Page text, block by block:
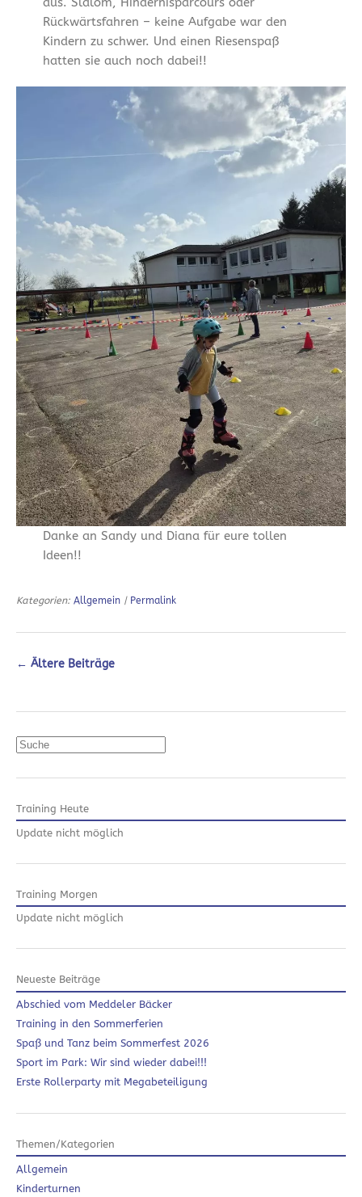
Rückwärtsfahren – keine Aufgabe war den
Kindern zu schwer. Und einen Riesenspaß
hatten sie auch noch dabei!!
Danke an Sandy und Diana für eure tollen
Ideen!!
Kategorien: Allgemein | Permalink
← Ältere Beiträge
Suchen
Training Heute
Update nicht möglich
Training Morgen
Update nicht möglich
Neueste Beiträge
Abschied vom Meddeler Bäcker
Training in den Sommerferien
Spaß und Tanz beim Sommerfest 2026
Sport im Park: Wir sind wieder dabei!!!
Erste Rollerparty mit Megabeteiligung
Themen/Kategorien
Allgemein
Kinderturnen